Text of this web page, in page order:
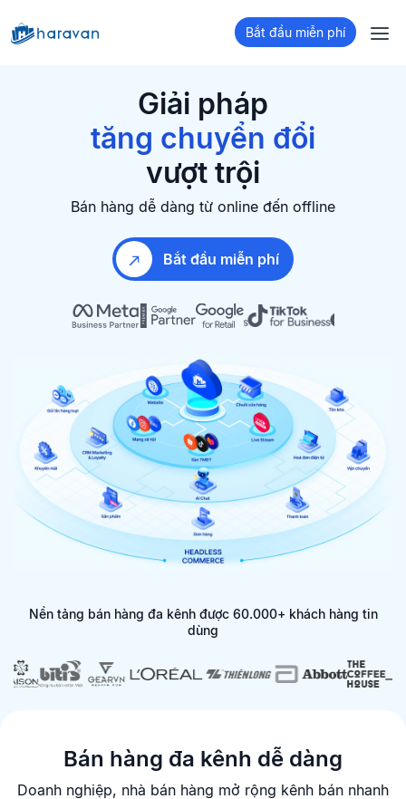
Bắt đầu miễn phí
Giải pháp
xây dựng Website
tăng chuyển đổi
giữ chân khách hàng
bán hàng đa kênh
vượt trội
Bán hàng dễ dàng từ online đến offline
Bắt đầu miễn phí
Nền tảng bán hàng đa kênh được 60.000+ khách hàng tin
dùng
Bán hàng đa kênh dễ dàng
Doanh nghiệp, nhà bán hàng mở rộng kênh bán nhanh